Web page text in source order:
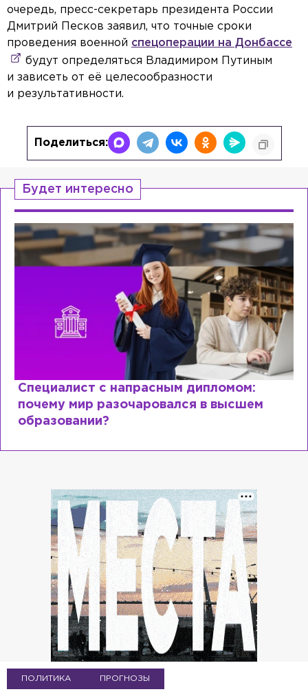
очередь, пресс-секретарь президента России
Дмитрий Песков заявил, что точные сроки
проведения военной спецоперации на Донбассе
будут определяться Владимиром Путиным
и зависеть от её целесообразности
и результативности.
Поделиться:
Будет интересно
Специалист с напрасным дипломом:
почему мир разочаровался в высшем
образовании?
ПОЛИТИКА ПРОГНОЗЫ